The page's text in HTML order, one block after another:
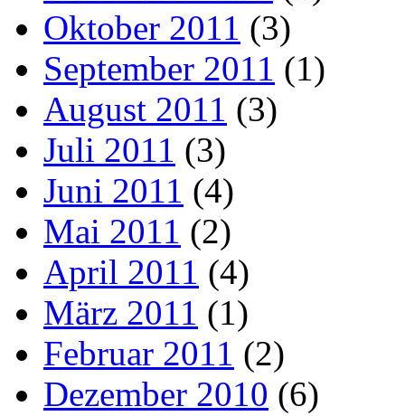
Oktober 2011 (3)
September 2011 (1)
August 2011 (3)
Juli 2011 (3)
Juni 2011 (4)
Mai 2011 (2)
April 2011 (4)
März 2011 (1)
Februar 2011 (2)
Dezember 2010 (6)